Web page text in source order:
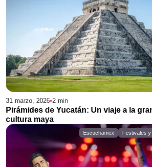
31 marzo, 2026•2 min
Pirámides de Yucatán: Un viaje a la
cultura maya
Escuchamex Festivales